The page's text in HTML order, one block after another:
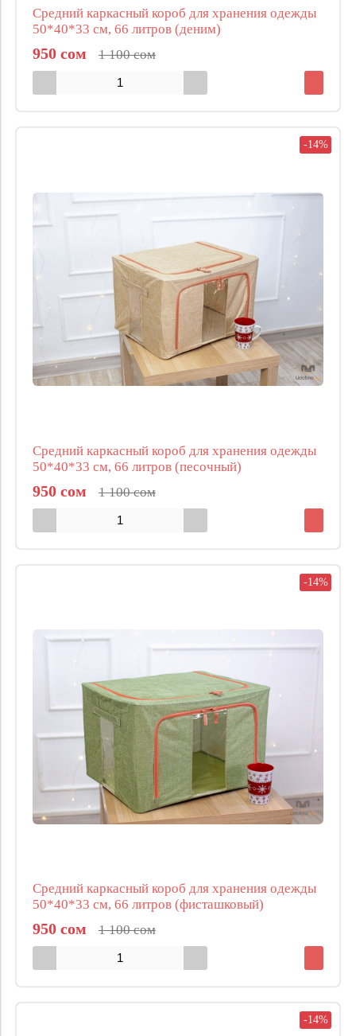
Средний каркасный короб для хранения одежды
50*40*33 см, 66 литров (деним)
950 сом 1 100 сом
-14%
Средний каркасный короб для хранения одежды
50*40*33 см, 66 литров (песочный)
950 сом 1 100 сом
-14%
Средний каркасный короб для хранения одежды
50*40*33 см, 66 литров (фисташковый)
950 сом 1 100 сом
-14%